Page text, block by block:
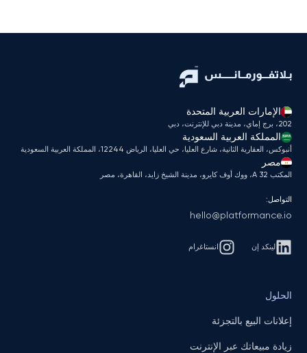
الإمارات العربية المتحدة
202، برج إماي، مدينة دبي للإنترنت، دبي
المملكة العربية السعودية
أنبوكس، العقارية الثانية، شارع العليا، حي العليا، الرياض 12244، المملكة العربية السعودية
مصر
المكتب A 32، ووك أوف كايرو، مدينة الشيخ زايد، القاهرة، مصر
التواصل:
hello@platformance.io
لينكد إن انستاغرام
الحلول
إعلانات البيع بالتجزئة
زيادة مبيعاتك عبر الإنترنت